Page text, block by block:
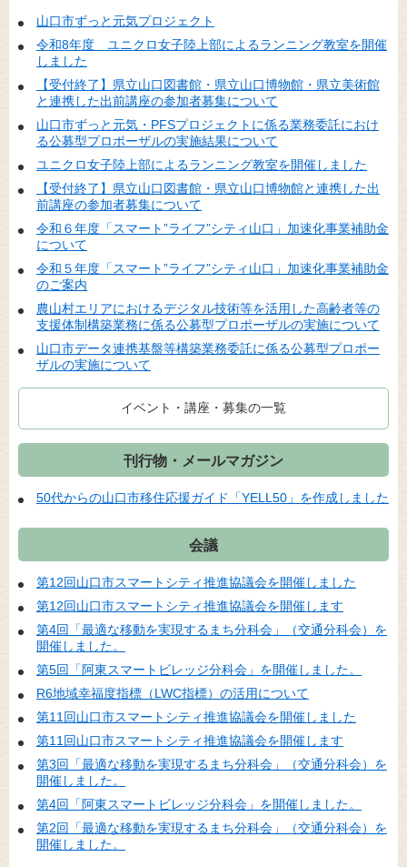
山口市ずっと元気プロジェクト
令和8年度 ユニクロ女子陸上部によるランニング教室を開催
しました
【受付終了】県立山口図書館・県立山口博物館・県立美術館
と連携した出前講座の参加者募集について
山口市ずっと元気・PFSプロジェクトに係る業務委託におけ
る公募型プロポーザルの実施結果について
ユニクロ女子陸上部によるランニング教室を開催しました
【受付終了】県立山口図書館・県立山口博物館と連携した出
前講座の参加者募集について
令和６年度「スマート”ライフ”シティ山口」加速化事業補助金
について
令和５年度「スマート”ライフ”シティ山口」加速化事業補助金
のご案内
農山村エリアにおけるデジタル技術等を活用した高齢者等の
支援体制構築業務に係る公募型プロポーザルの実施について
山口市データ連携基盤等構築業務委託に係る公募型プロポー
ザルの実施について
イベント・講座・募集の一覧
刊行物・メールマガジン
50代からの山口市移住応援ガイド「YELL50」を作成しました
会議
第12回山口市スマートシティ推進協議会を開催しました
第12回山口市スマートシティ推進協議会を開催します
第4回「最適な移動を実現するまち分科会」（交通分科会）を
開催しました。
第5回「阿東スマートビレッジ分科会」を開催しました。
R6地域幸福度指標（LWC指標）の活用について
第11回山口市スマートシティ推進協議会を開催しました
第11回山口市スマートシティ推進協議会を開催します
第3回「最適な移動を実現するまち分科会」（交通分科会）を
開催しました。
第4回「阿東スマートビレッジ分科会」を開催しました。
第2回「最適な移動を実現するまち分科会」（交通分科会）を
開催しました。